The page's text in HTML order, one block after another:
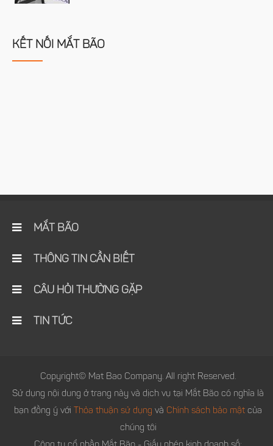
KẾT NỐI MẮT BÃO
MẮT BÃO
THÔNG TIN CẦN BIẾT
CÂU HỎI THƯỜNG GẶP
TIN TỨC
Copyright© Mat Bao Company. All right Reserved.
Sử dụng nội dung ở trang này và dịch vụ tại Mắt Bão có nghĩa là
bạn đồng ý với Thỏa thuận sử dụng và Chính sách bảo mật của
chúng tôi